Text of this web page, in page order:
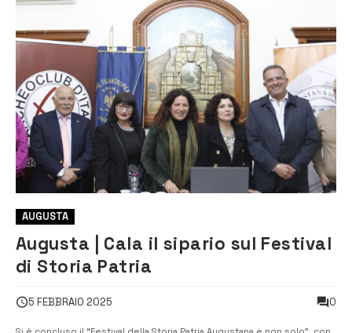
AUGUSTA
Augusta | Cala il sipario sul Festival
di Storia Patria
5 FEBBRAIO 2025 0